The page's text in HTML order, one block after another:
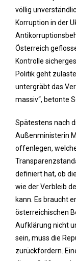
völlig
Korruption in der
Österreich
Kontrolle
Politik geht
untergräbt das
massiv“, betonte
Spätestens nach
Außenministerin
offenlegen,
definiert hat, ob
wie der Verbleib
kann. Es braucht
österreichischen
Aufklärung nicht
sein, muss die
zurückfordern.